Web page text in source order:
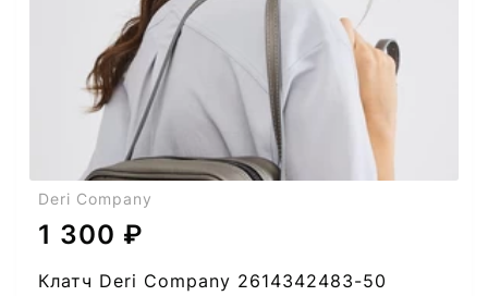
Deri Company
1 300 ₽
Клатч Deri Company 2614342483-50